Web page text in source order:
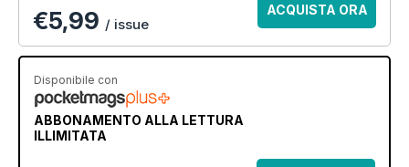
€5,99 / issue
ACQUISTA ORA
Disponibile con
ABBONAMENTO ALLA LETTURA
ILLIMITATA